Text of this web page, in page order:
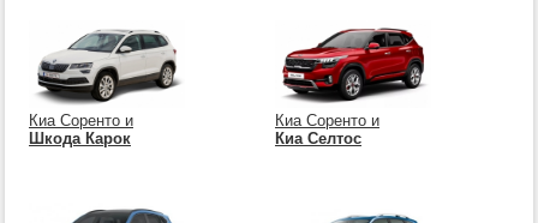
Киа Соренто и
Шкода Карок
Киа Соренто и
Киа Селтос